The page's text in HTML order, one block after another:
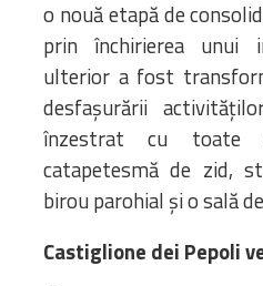
o nouă etapă de
prin închirierea unui
ulterior a fost
desfaşurării
înzestrat cu toate
catapetesmă de zid,
birou parohial şi o sală
Castiglione dei Pepoli